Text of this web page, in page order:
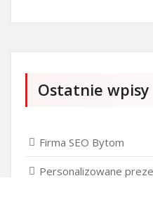
Ostatnie wpisy
Firma SEO Bytom
Personalizowane